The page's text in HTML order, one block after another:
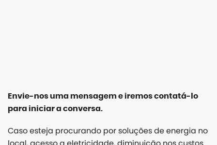
Envie-nos uma mensagem e iremos contatá-lo
para iniciar a conversa.
Caso esteja procurando por soluções de energia no